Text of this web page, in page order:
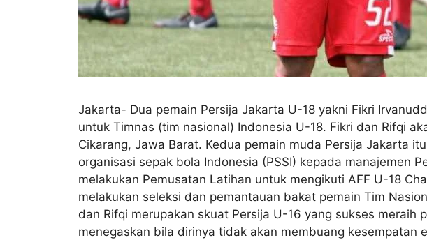
Jakarta- Dua pemain Persija Jakarta U-18 yakni Fikri
untuk Timnas (tim nasional) Indonesia U-18. Fikri dan Rifqi
Cikarang, Jawa Barat. Kedua pemain muda Persija Jakarta
organisasi sepak bola Indonesia (PSSI) kepada manajemen
melakukan Pemusatan Latihan untuk mengikuti AFF U-18
melakukan seleksi dan pemantauan bakat pemain Tim
dan Rifqi merupakan skuat Persija U-16 yang sukses
menegaskan bila dirinya tidak akan membuang